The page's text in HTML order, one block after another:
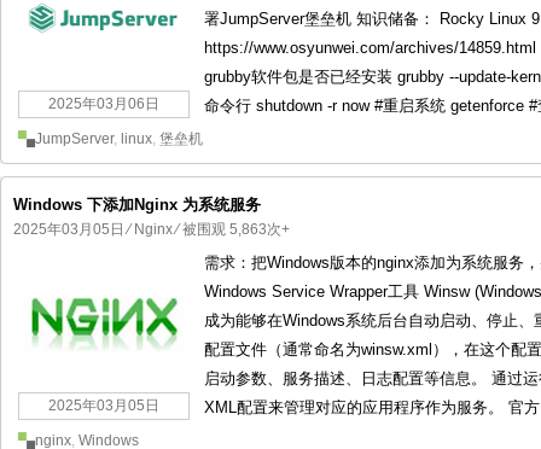
2025年03月06日
署JumpServer堡垒机 知识储备： Rocky Linux
https://www.osyunwei.com/archives/
grubby软件包是否已经安装 grubby --update-
命令行 shutdown -r now #重启系统 getenforce
JumpServer, linux, 堡垒机
Windows 下添加Nginx 为系统服务
2025年03月05日 ⁄ Nginx⁄ 被围观 5,863次+
2025年03月05日
需求：把Windows版本的nginx添加为系统服务
Windows Service Wrapper工具 Winsw
成为能够在Windows系统后台自动启动、停止
配置文件（通常命名为winsw.xml），在这个配
启动参数、服务描述、日志配置等信息。 通过
XML配置来管理对应的应用程序作为服务。 官
nginx, Windows